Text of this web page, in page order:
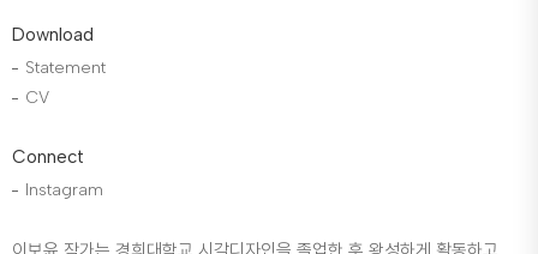
Download
Statement
CV
Connect
Instagram